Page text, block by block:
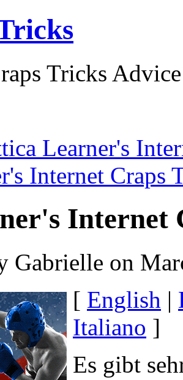
Tricks Advice
Learner's
Internet Craps
Internet
Gabrielle on
[ English |
Italiano ]
Es gibt